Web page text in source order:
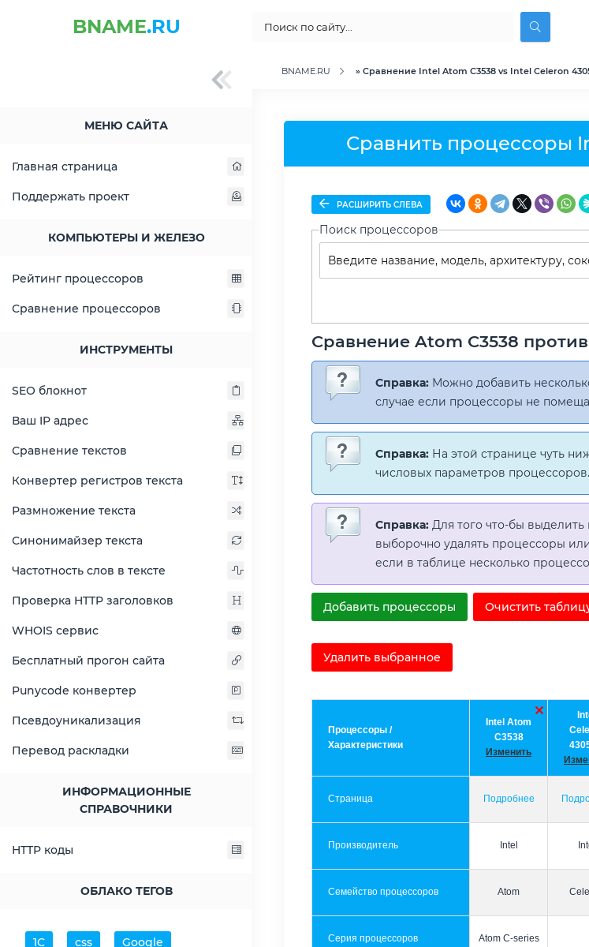
BNAME.RU
МЕНЮ САЙТА
Главная страница
Поддержать проект
КОМПЬЮТЕРЫ И ЖЕЛЕЗО
Рейтинг процессоров
Сравнение процессоров
ИНСТРУМЕНТЫ
SEO блокнот
Ваш IP адрес
Сравнение текстов
Конвертер регистров текста
Размножение текста
Синонимайзер текста
Частотность слов в тексте
Проверка HTTP заголовков
WHOIS сервис
Бесплатный прогон сайта
Punycode конвертер
Псевдоуникализация
Перевод раскладки
ИНФОРМАЦИОННЫЕ
СПРАВОЧНИКИ
HTTP коды
ОБЛАКО ТЕГОВ
1С css
Google
BNAME.RU » Сравнение Intel Atom C3538 vs Intel Celeron
Сравнить процессоры
РАСШИРИТЬ СЛЕВА
Поиск процессоров
Сравнение Atom C3538
Справка: Можно добавить
случае если процессоры не
Справка: На этой странице чуть
числовых параметров процессоров.
Справка: Для того что-бы
выборочно удалять процессоры
если в таблице несколько
Добавить процессоры Очистить
Удалить выбранное
Процессоры /
Характеристики
Intel Atom
C3538
Изменить
Страница Подробнее
Производитель Intel
Семейство процессоров Atom
Серия процессоров Atom C-series